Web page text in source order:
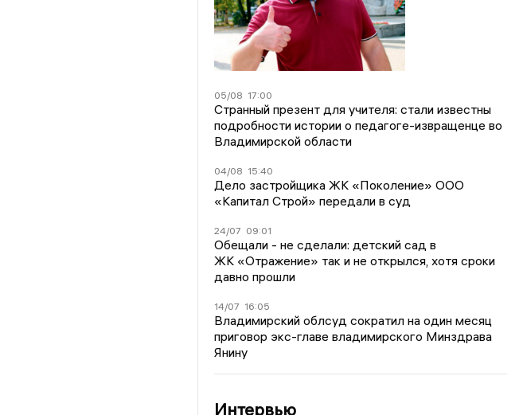
05/08 17:00
Странный презент для учителя: стали известны
подробности истории о педагоге-извращенце во
Владимирской области
04/08 15:40
Дело застройщика ЖК «Поколение» ООО
«Капитал Строй» передали в суд
24/07 09:01
Обещали - не сделали: детский сад в
ЖК «Отражение» так и не открылся, хотя сроки
давно прошли
14/07 16:05
Владимирский облсуд сократил на один месяц
приговор экс-главе владимирского Минздрава
Янину
Интервью